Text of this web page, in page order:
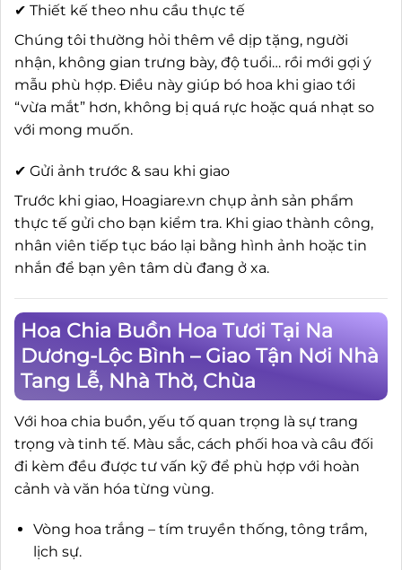
✔ Thiết kế theo nhu cầu thực tế
Chúng tôi thường hỏi thêm về dịp tặng, người
nhận, không gian trưng bày, độ tuổi… rồi mới gợi ý
mẫu phù hợp. Điều này giúp bó hoa khi giao tới
“vừa mắt” hơn, không bị quá rực hoặc quá nhạt so
với mong muốn.
✔ Gửi ảnh trước & sau khi giao
Trước khi giao, Hoagiare.vn chụp ảnh sản phẩm
thực tế gửi cho bạn kiểm tra. Khi giao thành công,
nhân viên tiếp tục báo lại bằng hình ảnh hoặc tin
nhắn để bạn yên tâm dù đang ở xa.
Hoa Chia Buồn Hoa Tươi Tại Na
Dương-Lộc Bình – Giao Tận Nơi Nhà
Tang Lễ, Nhà Thờ, Chùa
Với hoa chia buồn, yếu tố quan trọng là sự trang
trọng và tinh tế. Màu sắc, cách phối hoa và câu đối
đi kèm đều được tư vấn kỹ để phù hợp với hoàn
cảnh và văn hóa từng vùng.
Vòng hoa trắng – tím truyền thống, tông trầm,
lịch sự.